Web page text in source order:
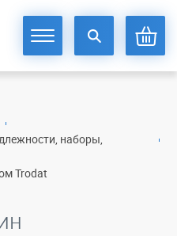
наборы,
Trodat